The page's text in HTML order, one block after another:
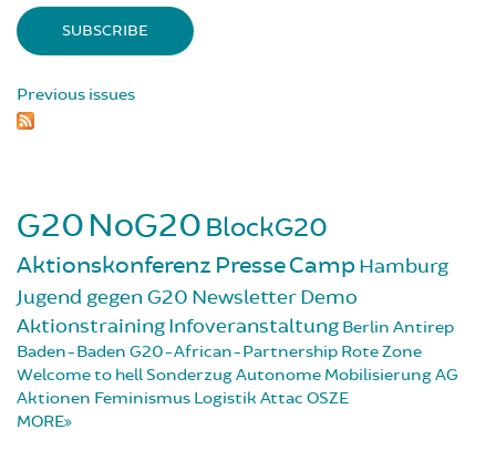
Previous issues
G20NoG20 BlockG20
Aktionskonferenz PresseCampHamburg
Jugend gegen G20 NewsletterDemo
AktionstrainingInfoveranstaltung Berlin Antirep
Baden-Baden G20-African-Partnership Rote Zone
Welcome to hellSonderzugAutonome MobilisierungAG
Aktionen Feminismus Logistik Attac OSZE
MORE